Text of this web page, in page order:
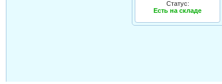
Статус:
Есть на складе